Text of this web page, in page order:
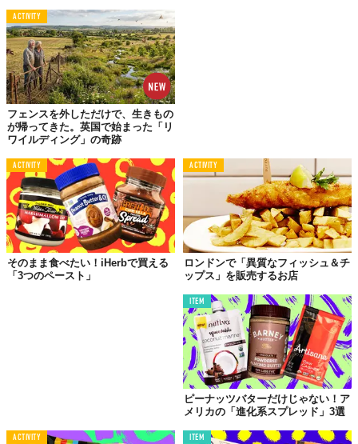
ACTIVITY
フェンスを外しただけで、生きもの
が帰ってきた。英国で始まった「リ
ワイルディング」の奇跡
ACTIVITY
そのまま食べたい！iHerbで買える
「3つのペースト」
ACTIVITY
ロンドンで「異質なフィッシュ＆チ
ップス」を販売するお店
ITEM
ピーナッツバターだけじゃない！ア
メリカの「進化系スプレッド」3選
ACTIVITY ITEM